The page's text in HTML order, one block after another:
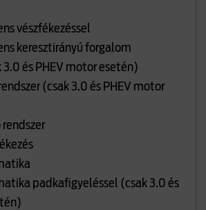
vészfékezéssel
keresztirányú forgalom
és PHEV motor esetén)
(csak 3.0 és PHEV motor
padkafigyeléssel (csak 3.0 és